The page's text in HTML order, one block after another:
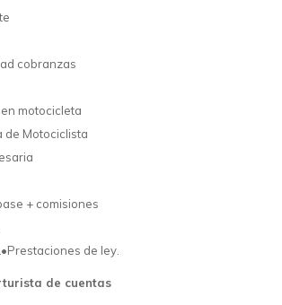
cobranzas
motocicleta
de Motociclista
+ comisiones
de ley.
de cuentas